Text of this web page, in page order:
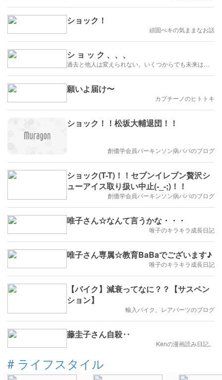
ショック！
頑固ぺキの気ままなお話
シ ョ ッ ク 、、、
願いよ届け〜
カプチーノのヒトトキ
ショック！！松坂大輔退団！！
創価学会員パーキンソン病パパのブログ
ショック(T-T)！！セブンイレブン贅沢シ
ューアイス取り扱い中止(-_-;)！！
創価学会員パーキンソン病パパのブログ
唯子さん☆なんて言うかな・・・
唯子のキラキラ成長日記
唯子さん専属☆教育BaBaでございます♪
唯子のキラキラ成長日記
【バイク】減衰ってなに？？【サスペン
ション】
輸入バイク、レアパーツのブログ
藤圭子さん自殺‥
Kenの漫画読み日記。
# ライフスタイル